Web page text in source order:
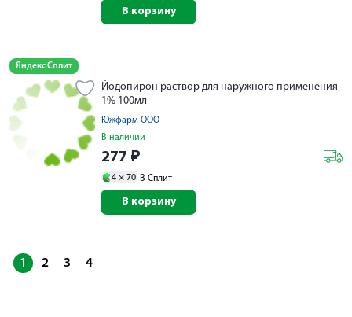
В корзину
Яндекс Сплит
Йодопирон раствор для наружного применения
1% 100мл
Южфарм ООО
В наличии
277 ₽
4 × 70 В Сплит
В корзину
1 2 3 4